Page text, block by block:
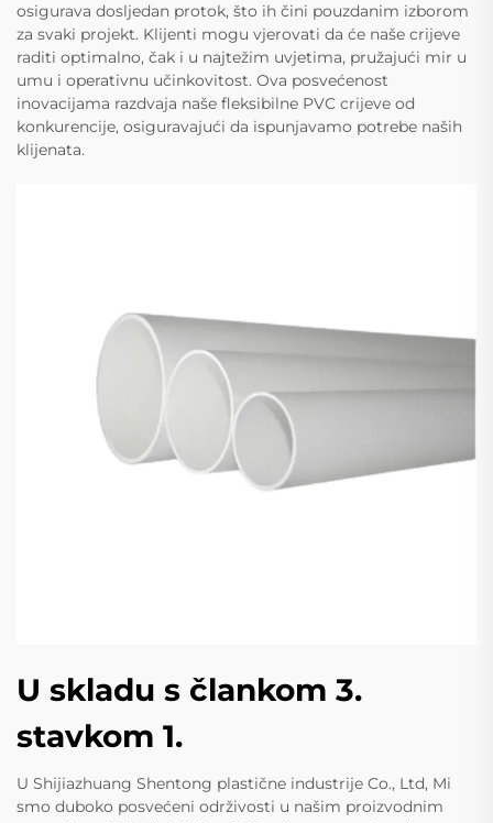
osigurava dosljedan protok, što ih čini pouzdanim izborom
za svaki projekt. Klijenti mogu vjerovati da će naše crijeve
raditi optimalno, čak i u najtežim uvjetima, pružajući mir u
umu i operativnu učinkovitost. Ova posvećenost
inovacijama razdvaja naše fleksibilne PVC crijeve od
konkurencije, osiguravajući da ispunjavamo potrebe naših
klijenata.
U skladu s člankom 3.
stavkom 1.
U Shijiazhuang Shentong plastične industrije Co., Ltd, Mi
smo duboko posvećeni održivosti u našim proizvodnim